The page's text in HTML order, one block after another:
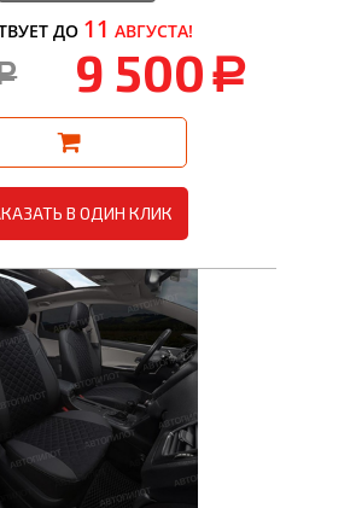
ДО 11 АВГУСТА!
9 500 a
В ОДИН КЛИК